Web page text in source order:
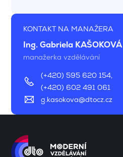
KONTAKT NA MANAŽERA
Ing. Gabriela KAŠOKOVÁ
manažerka vzdělávání
(+420) 595 620 154,
(+420) 602 491 061
g.kasokova@dtocz.cz